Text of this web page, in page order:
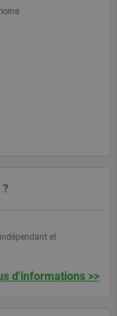
et
d'informations >>
utilisateur
entre les